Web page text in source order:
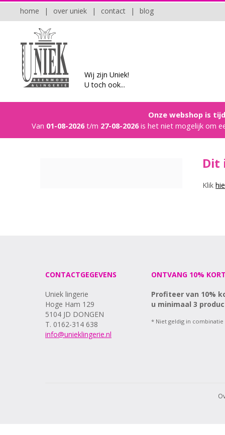
blog
|
contact
|
over uniek
|
home
Wij zijn Uniek!
U toch ook...
Onze webshop is
Van 01-08-2026t/m 27-08-2026is het niet mogelijk om
Dit
Klik
CONTACTGEGEVENS
Uniek lingerie
Hoge Ham 129
5104 JD DONGEN
T. 0162-314 638
info@unieklingerie.nl
ONTVANG 10%
Profiteer van 10%
u minimaal 3
* Niet geldig in